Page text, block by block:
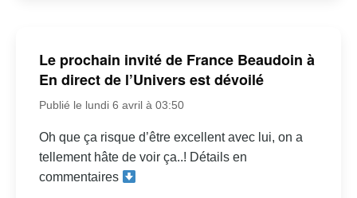
Le prochain invité de France Beaudoin à
En direct de l’Univers est dévoilé
Publié le lundi 6 avril à 03:50
Oh que ça risque d’être excellent avec lui, on a
tellement hâte de voir ça..! Détails en
commentaires